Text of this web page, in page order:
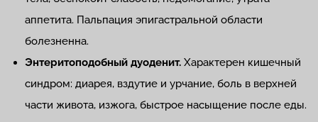
аппетита. Пальпация эпигастральной области
болезненна.
Энтеритоподобный дуоденит. Характерен кишечный
синдром: диарея, вздутие и урчание, боль в верхней
части живота, изжога, быстрое насыщение после еды.